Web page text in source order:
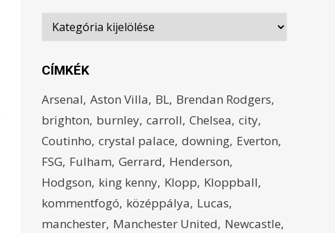
Rovatok
CÍMKÉK
Arsenal Aston Villa BL Brendan Rodgers
brighton burnley carroll Chelsea city
Coutinho crystal palace downing Everton
FSG Fulham Gerrard Henderson
Hodgson king kenny Klopp Kloppball
kommentfogó középpálya Lucas
manchester Manchester United Newcastle